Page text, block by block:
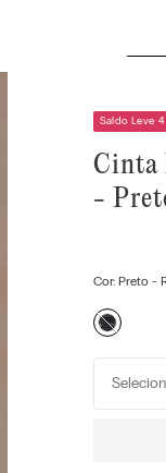
Saldo Leve
Cinta
-
Cor: Preto-